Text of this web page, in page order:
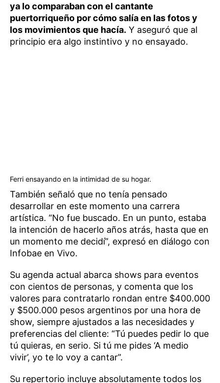
ya lo comparaban con el cantante
puertorriqueño por cómo salía en las fotos y
los movimientos que hacía. Y aseguró que al
principio era algo instintivo y no ensayado.
Ferri ensayando en la intimidad de su hogar.
También señaló que no tenía pensado
desarrollar en este momento una carrera
artística. “No fue buscado. En un punto, estaba
la intención de hacerlo años atrás, hasta que en
un momento me decidí”, expresó en diálogo con
Infobae en Vivo.
Su agenda actual abarca shows para eventos
con cientos de personas, y comenta que los
valores para contratarlo rondan entre $400.000
y $500.000 pesos argentinos por una hora de
show, siempre ajustados a las necesidades y
preferencias del cliente: “Tú puedes pedir lo que
tú quieras, en serio. Si tú me pides ‘A medio
vivir’, yo te lo voy a cantar”.
Su repertorio incluye absolutamente todos los